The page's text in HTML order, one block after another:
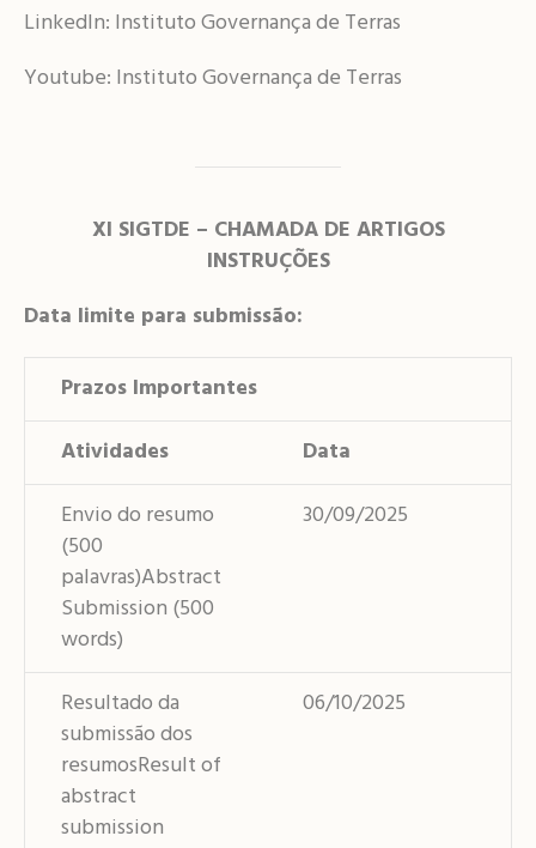
LinkedIn: Instituto Governança de Terras
Youtube: Instituto Governança de Terras
XI SIGTDE – CHAMADA DE ARTIGOS
INSTRUÇÕES
Data limite para submissão:
Prazos Importantes
Atividades
Data
Envio do resumo
(500
palavras)Abstract
Submission (500
words)
30/09/2025
Resultado da
submissão dos
resumosResult of
abstract
submission
06/10/2025